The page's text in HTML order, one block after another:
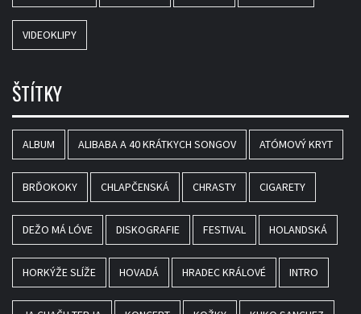
VIDEOKLIPY
ŠTÍTKY
ALBUM ALIBABA A 40 KRÁTKYCH SONGOV ATÓMOVÝ KRYT
BRĎOKOKY CHLAPČENSKÁ CHRASTY CIGARETY
DEŽO MÁ LÓVE DISKOGRAFIE FESTIVAL HOLANDSKÁ
HORKÝŽE SLÍŽE HOVADÁ HRADEC KRÁLOVÉ INTRO